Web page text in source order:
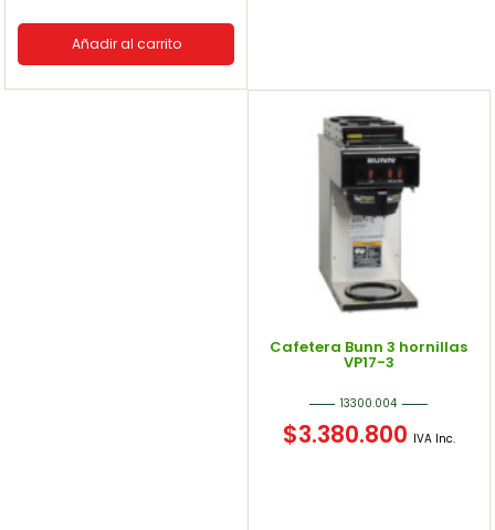
Añadir al carrito
Cafetera Bunn 3 hornillas
VP17-3
13300.004
$3.380.800 IVA Inc.